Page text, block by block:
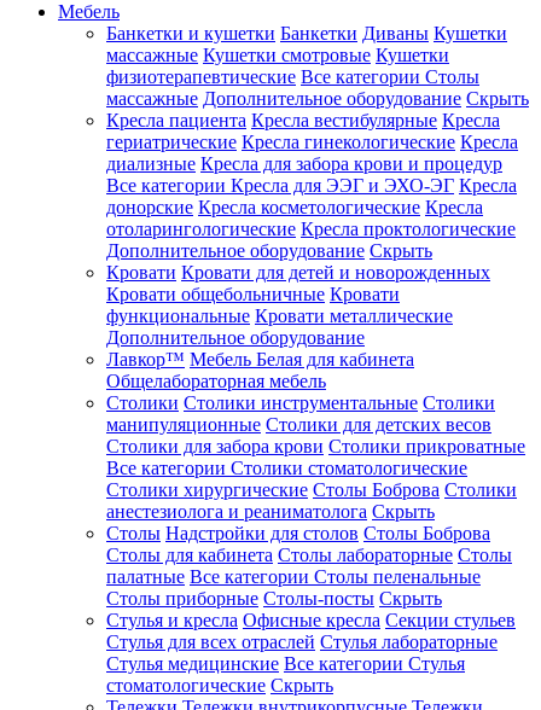
Мебель
Банкетки и кушетки Банкетки Диваны Кушетки
массажные Кушетки смотровые Кушетки
физиотерапевтические Все категории Столы
массажные Дополнительное оборудование Скрыть
Кресла пациента Кресла вестибулярные Кресла
гериатрические Кресла гинекологические Кресла
диализные Кресла для забора крови и процедур
Все категории Кресла для ЭЭГ и ЭХО-ЭГ Кресла
донорские Кресла косметологические Кресла
отоларингологические Кресла проктологические
Дополнительное оборудование Скрыть
Кровати Кровати для детей и новорожденных
Кровати общебольничные Кровати
функциональные Кровати металлические
Дополнительное оборудование
Лавкор™ Мебель Белая для кабинета
Общелабораторная мебель
Столики Столики инструментальные Столики
манипуляционные Столики для детских весов
Столики для забора крови Столики прикроватные
Все категории Столики стоматологические
Столики хирургические Столы Боброва Столики
анестезиолога и реаниматолога Скрыть
Столы Надстройки для столов Столы Боброва
Столы для кабинета Столы лабораторные Столы
палатные Все категории Столы пеленальные
Столы приборные Столы-посты Скрыть
Стулья и кресла Офисные кресла Секции стульев
Стулья для всех отраслей Стулья лабораторные
Стулья медицинские Все категории Стулья
стоматологические Скрыть